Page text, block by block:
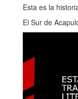
Esta es la
El Sur de